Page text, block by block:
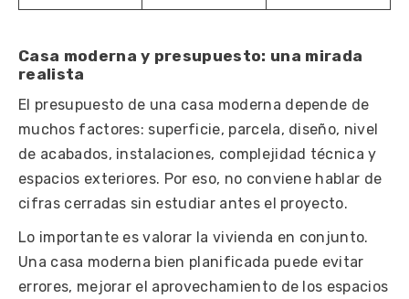
Casa moderna y presupuesto: una mirada
realista
El presupuesto de una casa moderna depende de
muchos factores: superficie, parcela, diseño, nivel
de acabados, instalaciones, complejidad técnica y
espacios exteriores. Por eso, no conviene hablar de
cifras cerradas sin estudiar antes el proyecto.
Lo importante es valorar la vivienda en conjunto.
Una casa moderna bien planificada puede evitar
errores, mejorar el aprovechamiento de los espacios